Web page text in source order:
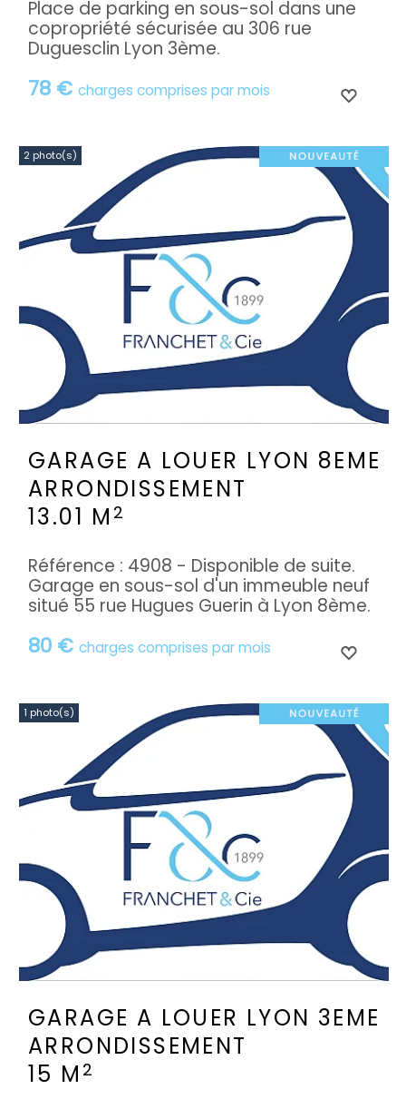
78 € charges comprises par mois
Place de parking en sous-sol dans une
copropriété sécurisée au 306 rue
Duguesclin Lyon 3ème.
2 photo(s)
GARAGE A LOUER LYON 8EME
ARRONDISSEMENT
13.01 M 2
80 € charges comprises par mois
Référence : 4908 - Disponible de suite.
Garage en sous-sol d'un immeuble neuf
situé 55 rue Hugues Guerin à Lyon 8ème.
1 photo(s)
GARAGE A LOUER LYON 3EME
ARRONDISSEMENT
15 M 2